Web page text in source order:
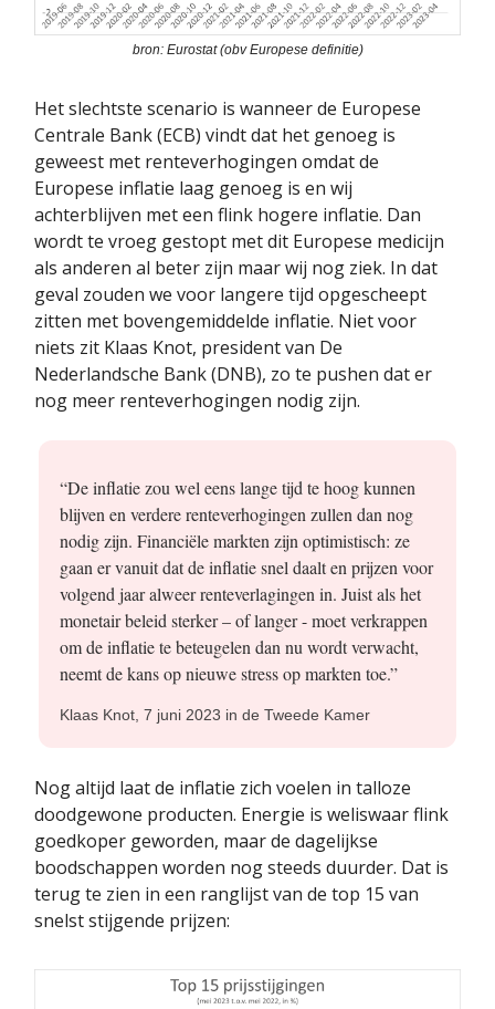
bron: Eurostat (obv Europese definitie)
Het slechtste scenario is wanneer de Europese
Centrale Bank (ECB) vindt dat het genoeg is
geweest met renteverhogingen omdat de
Europese inflatie laag genoeg is en wij
achterblijven met een flink hogere inflatie. Dan
wordt te vroeg gestopt met dit Europese medicijn
als anderen al beter zijn maar wij nog ziek. In dat
geval zouden we voor langere tijd opgescheept
zitten met bovengemiddelde inflatie. Niet voor
niets zit Klaas Knot, president van De
Nederlandsche Bank (DNB), zo te pushen dat er
nog meer renteverhogingen nodig zijn.
“De inflatie zou wel eens lange tijd te hoog kunnen
blijven en verdere renteverhogingen zullen dan nog
nodig zijn. Financiële markten zijn optimistisch: ze
gaan er vanuit dat de inflatie snel daalt en prijzen voor
volgend jaar alweer renteverlagingen in. Juist als het
monetair beleid sterker – of langer - moet verkrappen
om de inflatie te beteugelen dan nu wordt verwacht,
neemt de kans op nieuwe stress op markten toe.”
Klaas Knot, 7 juni 2023 in de Tweede Kamer
Nog altijd laat de inflatie zich voelen in talloze
doodgewone producten. Energie is weliswaar flink
goedkoper geworden, maar de dagelijkse
boodschappen worden nog steeds duurder. Dat is
terug te zien in een ranglijst van de top 15 van
snelst stijgende prijzen: